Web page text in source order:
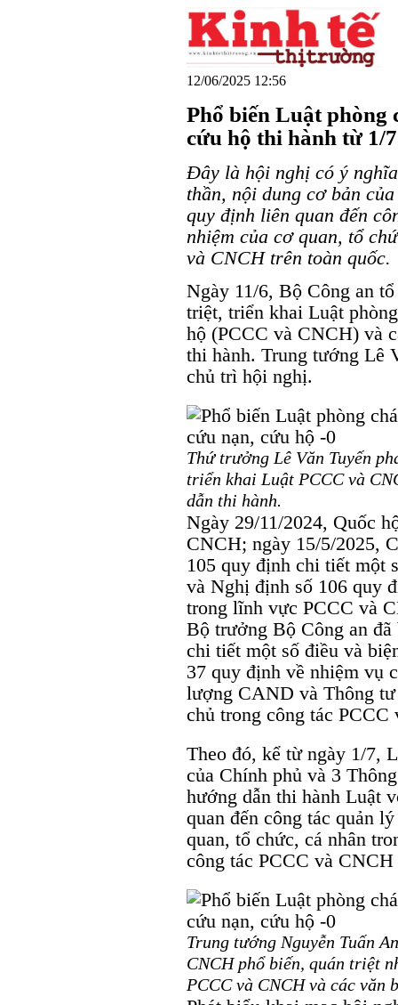
12/06/2025 12:56
Phổ biến Luật phòng
cứu hộ thi hành từ 1/7
Đây là hội nghị có ý
thần, nội dung cơ bản
quy định liên quan đến
nhiệm của cơ quan, tổ
và CNCH trên toàn quốc.
Ngày 11/6, Bộ Công an
triệt, triển khai Luật
hộ (PCCC và CNCH) và
thi hành. Trung tướng Lê
chủ trì hội nghị.
Thứ trưởng Lê Văn Tuyến
triển khai Luật PCCC và
dẫn thi hành.
Ngày 29/11/2024, Quốc
CNCH; ngày 15/5/2025,
105 quy định chi tiết một
và Nghị định số 106 quy
trong lĩnh vực PCCC và
Bộ trưởng Bộ Công an
chi tiết một số điều và
37 quy định về nhiệm vụ
lượng CAND và Thông
chủ trong công tác
Theo đó, kể từ ngày 1/7,
của Chính phủ và 3
hướng dẫn thi hành Luật
quan đến công tác quản
quan, tổ chức, cá nhân
công tác PCCC và
Trung tướng Nguyễn Tuấn
CNCH phổ biến, quán triệt
PCCC và CNCH và các văn